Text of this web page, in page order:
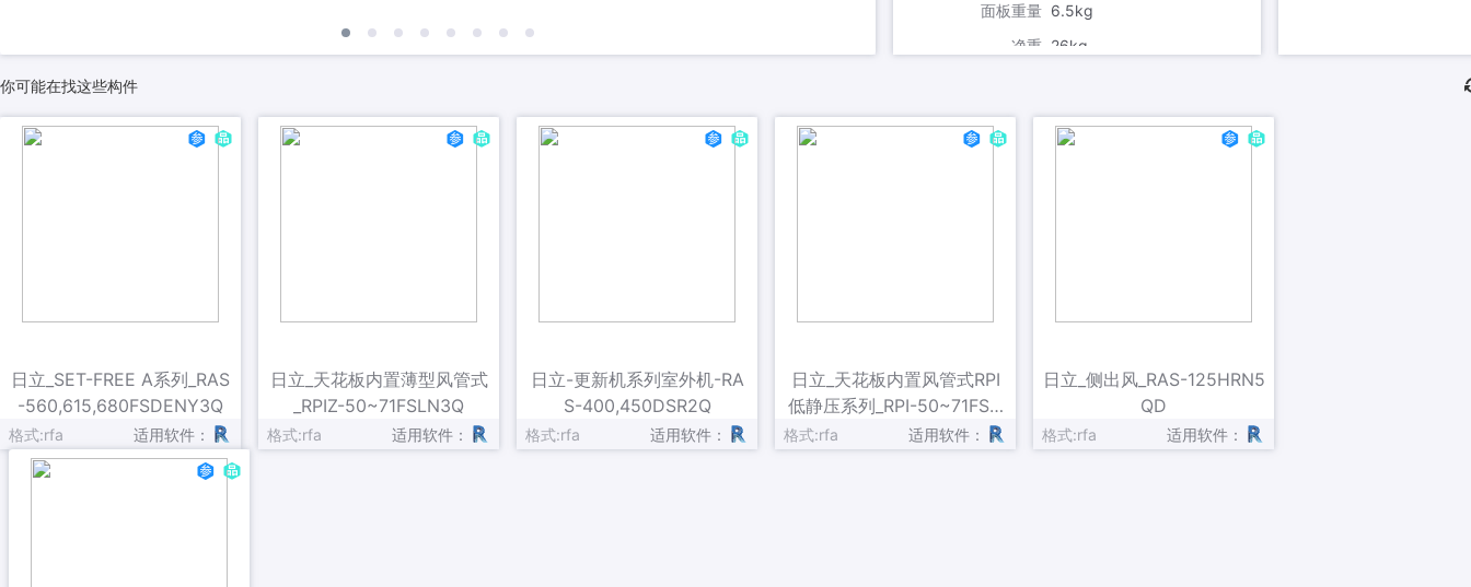
面板重量 6.5kg
净重 26kg
面板型号 P-N23NKQ
额定制热量
11.2kW
---
RCI-100FSKDNQ
版本号 V1
你可能在找这些构件
日立_SET-FREE A系列_RAS
-560,615,680FSDENY3Q
格式:rfa 适用软件：
日立_天花板内置薄型风管式
_RPIZ-50~71FSLN3Q
格式:rfa 适用软件：
日立-更新机系列室外机-RA
S-400,450DSR2Q
格式:rfa 适用软件：
日立_天花板内置风管式RPI
低静压系列_RPI-50~71FSD
NQLC
格式:rfa 适用软件：
日立_侧出风_RAS-125HRN5
QD
格式:rfa 适用软件：